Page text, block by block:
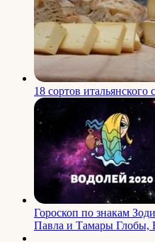
18 сортов итальянского
Гороскоп по знакам
Павла и Тамары Глобы,